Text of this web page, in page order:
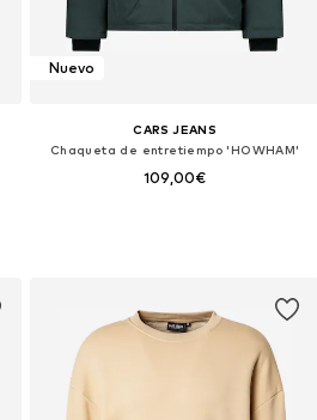
Nuevo
CARS JEANS
Chaqueta de entretiempo 'HOWHAM'
109,00€